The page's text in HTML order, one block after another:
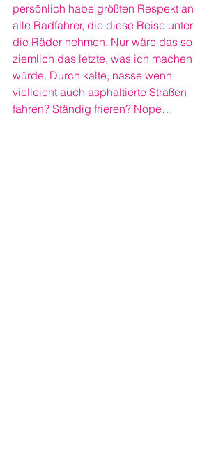
persönlich habe größten Respekt an
alle Radfahrer, die diese Reise unter
die Räder nehmen. Nur wäre das so
ziemlich das letzte, was ich machen
würde. Durch kalte, nasse wenn
vielleicht auch asphaltierte Straßen
fahren? Ständig frieren? Nope…